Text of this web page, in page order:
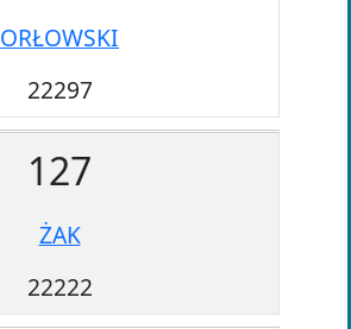
ORŁOWSKI
22297
127
ŻAK
22222